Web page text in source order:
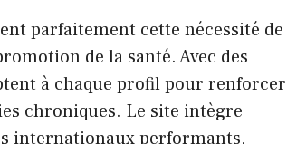
parfaitement cette nécessité de
de la santé. Avec des
à chaque profil pour renforcer
chroniques. Le site intègre
internationaux performants,